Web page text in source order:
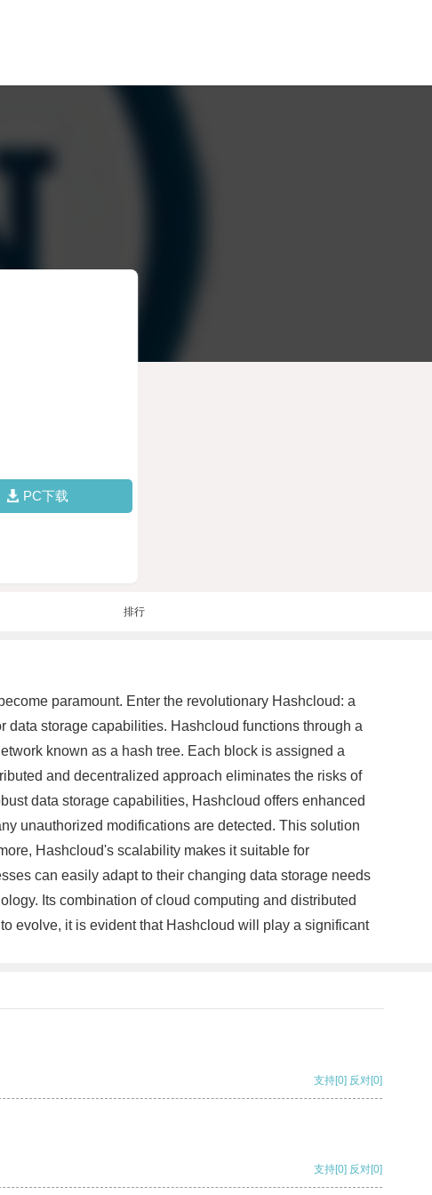
PC下载
排行
paramount. Enter the revolutionary Hashcloud: a
storage capabilities. Hashcloud functions through a
known as a hash tree. Each block is assigned a
and decentralized approach eliminates the risks of
data storage capabilities, Hashcloud offers enhanced
unauthorized modifications are detected. This solution
Hashcloud's scalability makes it suitable for
can easily adapt to their changing data storage needs
Its combination of cloud computing and distributed
evolve, it is evident that Hashcloud will play a significant
支持[0] 反对[0]
支持[0] 反对[0]